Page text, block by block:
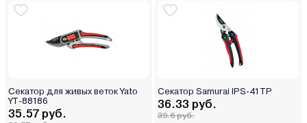
Секатор для живых веток Yato
YT-88186
35.57 руб.
Секатор Samurai IPS-41TP
36.33 руб.
39.6 руб.